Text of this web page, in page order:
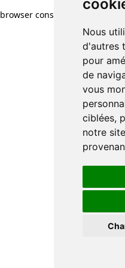
Nous
d'autres
pour
de
vous
ciblées,
notre
browser console for more